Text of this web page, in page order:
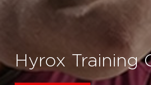
Hyrox Training